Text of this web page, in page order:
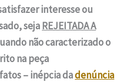
interesse ou
sejaREJEITADA A
não caracterizado o
na peça
– inépcia dadenúncia